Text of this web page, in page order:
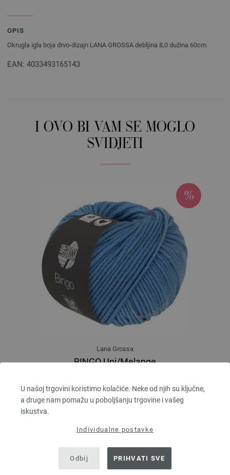
U našoj trgovini koristimo kolačiće. Neke od njih su ključne,
a druge nam pomažu u poboljšanju trgovine i vašeg
iskustva.
Individualne postavke
Odbij PRIHVATI SVE
OPIS
Okrugla igla boja drvo-dizajn LANA GROSSA debljina 8,0 dužina 60cm
EAN: 4033493165143
I OVO BI VAM SE MOGLO
SVIDJETI
Lana Grossa
BINGO Uni/Melange
Dužina: otprilike 80 m / 50 g
Većina igle: 4,5 - 5,5
bez PDV-a, dodatno troškovi za dostavu, Osnovna cijena: